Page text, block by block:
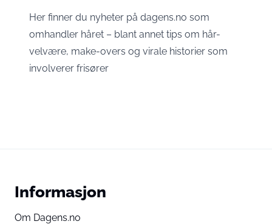
Her finner du nyheter på dagens.no som
omhandler håret – blant annet tips om hår-
velvære, make-overs og virale historier som
involverer frisører
Informasjon
Om Dagens.no